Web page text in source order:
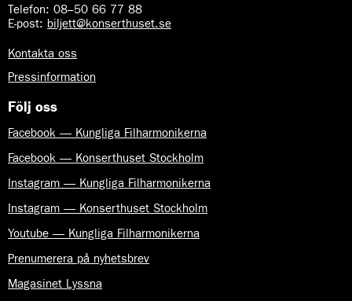
l
t
o
c
h
å
g
n
m
a
b
i
g
Telefon: 08–50 66 77 88
E-post: biljett@konserthuset.se
Kontakta oss
Pressinformation
Följ oss
Facebook — Kungliga Filharmonikerna
Facebook — Konserthuset Stockholm
Instagram — Kungliga Filharmonikerna
Instagram — Konserthuset Stockholm
Youtube — Kungliga Filharmonikerna
Prenumerera på nyhetsbrev
Magasinet Lyssna